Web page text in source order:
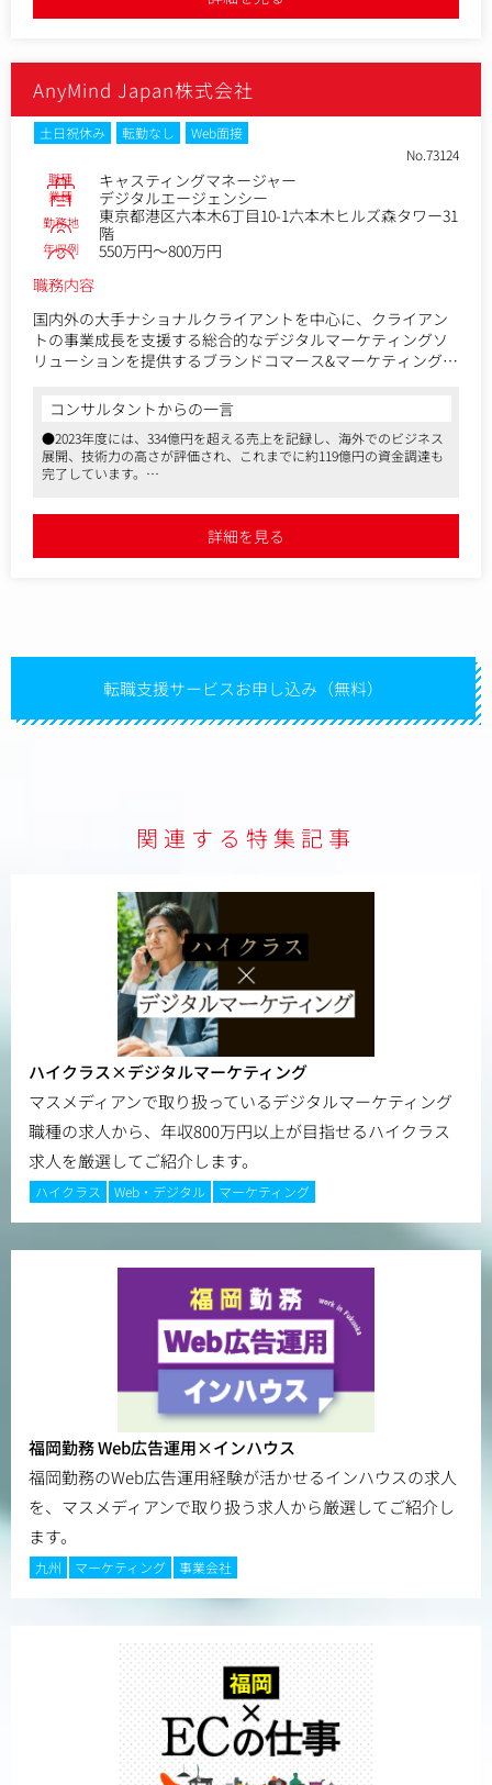
●募集の背景としては2400億円以上と言われている市場に対して、ま
だまだ伸び代があり、今後大規模なプロモーションを展開していくに
AnyMind Japan株式会社
土日祝休み 転勤なし
Web面接
No.73124
職種 キャスティングマネージャー
業種 デジタルエージェンシー
勤務地
東京都港区六本木6丁目10-1六本木ヒルズ森タワー31
階
年収例
550万円～800万円
職務内容
国内外の大手ナショナルクライアントを中心に、クライアン
トの事業成長を支援する総合的なデジタルマーケティングソ
リューションを提供するブランドコマース&マーケティング事
【仕事内容（変更の範囲）】無
クライアントやクリエイター、社内メンバーとの調整やプロ
ジェクト管理を担当していただき、また、チームをまとめ、
メンバーのマネジメントもお任せします。
・トレンドを意識したマーケティングリサーチからプロモー
・クリエイティブの企画・分析
・クリエイターとのオリエンテーション、調整、制作フォロ
コンサルタントからの一言
●2023年度には、334億円を超える売上を記録し、海外でのビジネス
展開、技術力の高さが評価され、これまでに約119億円の資金調達も
完了しています。
●同社で展開しているインフルエンサーマーケやD2C、ECなどの多角
的な事業それぞれに関わることができるポジションです。また海外の
オフィスと連携することもあり、グローバルな視点を持った提案をす
詳細を見る
転職支援サービスお申し込み（無料）
関連する特集記事
ハイクラス×デジタルマーケティング
マスメディアンで取り扱っているデジタルマーケティング
職種の求人から、年収800万円以上が目指せるハイクラス
求人を厳選してご紹介します。
ハイクラス Web・デジタル マーケティング
福岡勤務 Web広告運用×インハウス
福岡勤務のWeb広告運用経験が活かせるインハウスの求人
を、マスメディアンで取り扱う求人から厳選してご紹介し
ます。
九州 マーケティング 事業会社